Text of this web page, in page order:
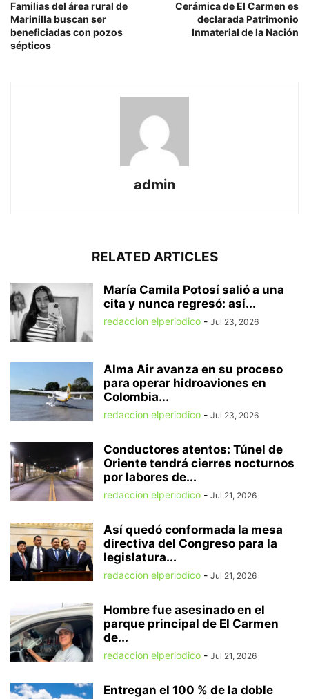
Familias del área rural de
Marinilla buscan ser
beneficiadas con pozos
sépticos
Cerámica de El Carmen es
declarada Patrimonio
Inmaterial de la Nación
admin
RELATED ARTICLES
María Camila Potosí salió a una
cita y nunca regresó: así...
redaccion elperiodico - Jul 23, 2026
Alma Air avanza en su proceso
para operar hidroaviones en
Colombia...
redaccion elperiodico - Jul 23, 2026
Conductores atentos: Túnel de
Oriente tendrá cierres nocturnos
por labores de...
redaccion elperiodico - Jul 21, 2026
Así quedó conformada la mesa
directiva del Congreso para la
legislatura...
redaccion elperiodico - Jul 21, 2026
Hombre fue asesinado en el
parque principal de El Carmen
de...
redaccion elperiodico - Jul 21, 2026
Entregan el 100 % de la doble